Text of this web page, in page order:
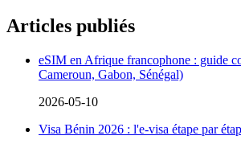
Articles publiés
eSIM en Afrique francophone : guide
Cameroun, Gabon, Sénégal)
2026-05-10
Visa Bénin 2026 : l'e-visa étape par